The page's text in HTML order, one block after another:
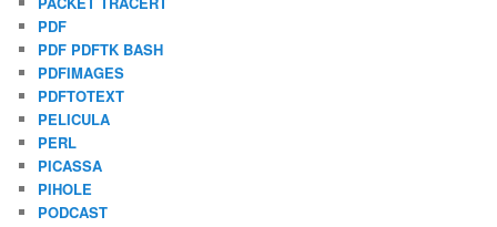
PDF
PDF PDFTK BASH
PDFIMAGES
PDFTOTEXT
PELICULA
PERL
PICASSA
PIHOLE
PODCAST